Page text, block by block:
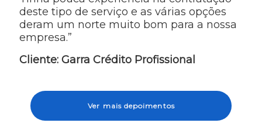
deste tipo de serviço e as várias opções
deram um norte muito bom para a nossa
empresa.”
Cliente: Garra Crédito Profissional
Ver mais depoimentos